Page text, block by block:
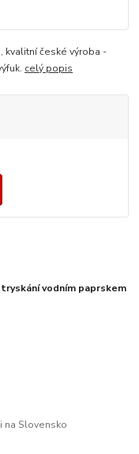
kvalitní české výroba -
celý popis
vodním paprskem
na Slovensko